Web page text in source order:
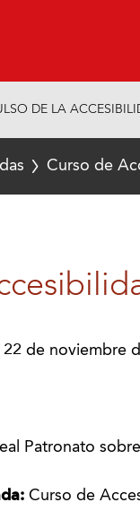
DE LA
Curso de
22 de noviembre
Patronato
Curso de